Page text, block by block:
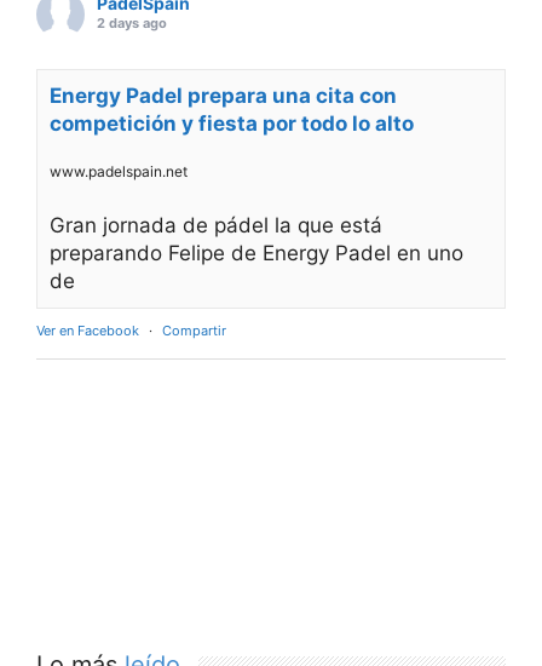
2 days ago
Energy Padel prepara una cita con
competición y fiesta por todo lo alto
www.padelspain.net
Gran jornada de pádel la que está
preparando Felipe de Energy Padel en uno
de
Ver en Facebook · Compartir